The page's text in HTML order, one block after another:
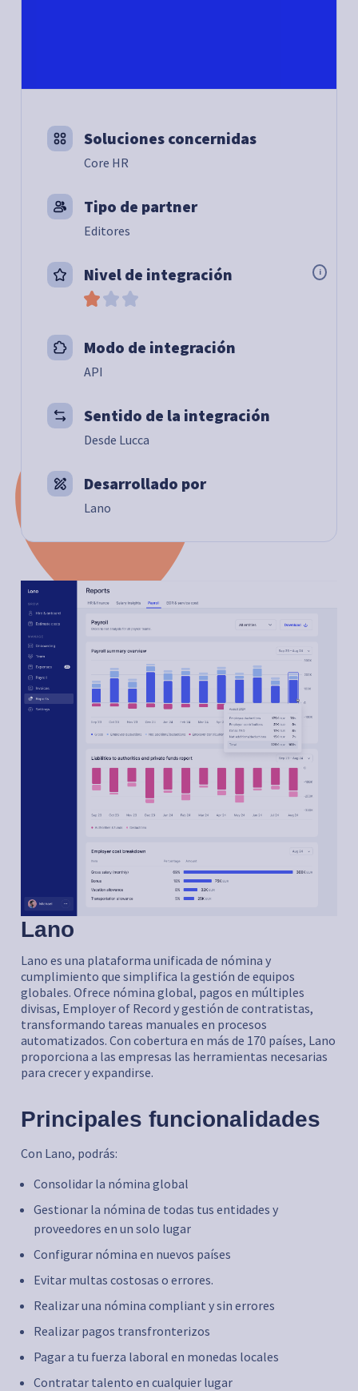
Soluciones concernidas
Core HR
Tipo de partner
Editores
Nivel de integración i
Modo de integración
API
Sentido de la integración
Desde Lucca
Desarrollado por
Lano
Lano
Lano es una plataforma unificada de nómina y
cumplimiento que simplifica la gestión de equipos
globales. Ofrece nómina global, pagos en múltiples
divisas, Employer of Record y gestión de contratistas,
transformando tareas manuales en procesos
automatizados. Con cobertura en más de 170 países, Lano
proporciona a las empresas las herramientas necesarias
para crecer y expandirse.
Principales funcionalidades
Con Lano, podrás:
Consolidar la nómina global
Gestionar la nómina de todas tus entidades y
proveedores en un solo lugar
Configurar nómina en nuevos países
Evitar multas costosas o errores.
Realizar una nómina compliant y sin errores
Realizar pagos transfronterizos
Pagar a tu fuerza laboral en monedas locales
Contratar talento en cualquier lugar